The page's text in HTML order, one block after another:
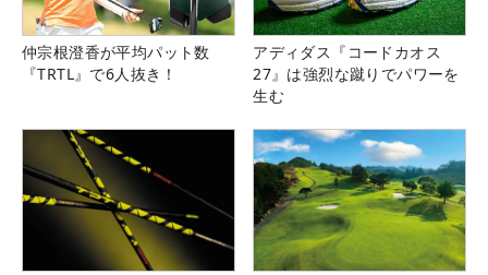
仲宗根澄香が平均パット数
『TRTL』で6人抜き！
アディダス『コードカオス
27』は強烈な蹴りでパワーを
生む